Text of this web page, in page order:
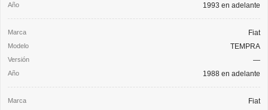
1993 en adelante
Fiat
TEMPRA
—
1988 en adelante
Fiat